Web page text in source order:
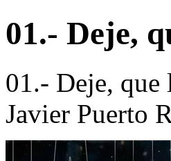
01.- Deje,
01.- Deje, que
Javier Puerto